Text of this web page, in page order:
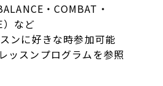
・COMBAT・
）など
ンに好きな時参加可能
スンプログラムを参照